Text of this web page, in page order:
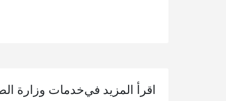
اقرأ المزيد فيخدمات وزارة